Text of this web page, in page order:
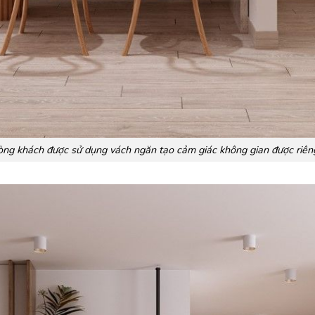
khách được sử dụng vách ngăn tạo cảm giác không gian được